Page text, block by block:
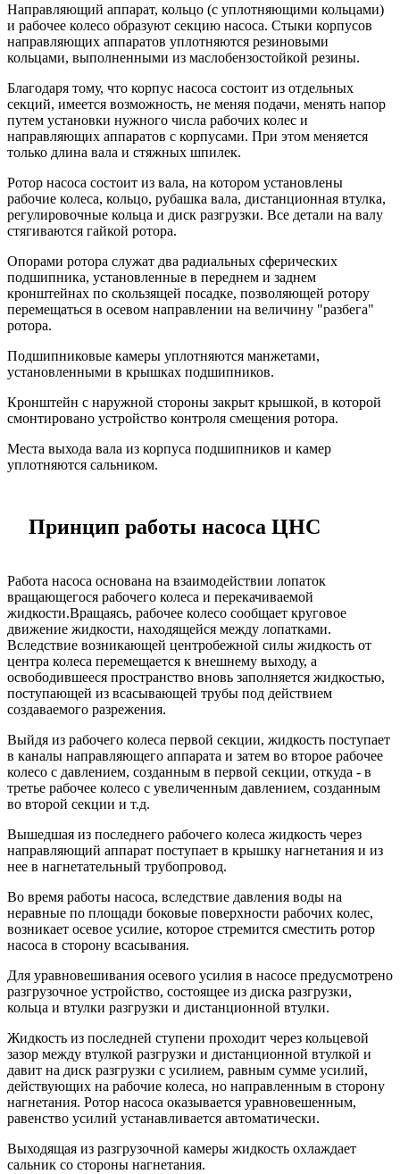
Направляющий аппарат, кольцо (с уплотняющими кольцами)
и рабочее колесо образуют секцию насоса. Стыки корпусов
направляющих аппаратов уплотняются резиновыми
кольцами, выполненными из маслобензостойкой резины.
Благодаря тому, что корпус насоса состоит из отдельных
секций, имеется возможность, не меняя подачи, менять напор
путем установки нужного числа рабочих колес и
направляющих аппаратов с корпусами. При этом меняется
только длина вала и стяжных шпилек.
Ротор насоса состоит из вала, на котором установлены
рабочие колеса, кольцо, рубашка вала, дистанционная втулка,
регулировочные кольца и диск разгрузки. Все детали на валу
стягиваются гайкой ротора.
Опорами ротора служат два радиальных сферических
подшипника, установленные в переднем и заднем
кронштейнах по скользящей посадке, позволяющей ротору
перемещаться в осевом направлении на величину "разбега"
ротора.
Подшипниковые камеры уплотняются манжетами,
установленными в крышках подшипников.
Кронштейн с наружной стороны закрыт крышкой, в которой
смонтировано устройство контроля смещения ротора.
Места выхода вала из корпуса подшипников и камер
уплотняются сальником.
Принцип работы насоса ЦНС
Работа насоса основана на взаимодействии лопаток
вращающегося рабочего колеса и перекачиваемой
жидкости.Вращаясь, рабочее колесо сообщает круговое
движение жидкости, находящейся между лопатками.
Вследствие возникающей центробежной силы жидкость от
центра колеса перемещается к внешнему выходу, а
освободившееся пространство вновь заполняется жидкостью,
поступающей из всасывающей трубы под действием
создаваемого разрежения.
Выйдя из рабочего колеса первой секции, жидкость поступает
в каналы направляющего аппарата и затем во второе рабочее
колесо с давлением, созданным в первой секции, откуда - в
третье рабочее колесо с увеличенным давлением, созданным
во второй секции и т.д.
Вышедшая из последнего рабочего колеса жидкость через
направляющий аппарат поступает в крышку нагнетания и из
нее в нагнетательный трубопровод.
Во время работы насоса, вследствие давления воды на
неравные по площади боковые поверхности рабочих колес,
возникает осевое усилие, которое стремится сместить ротор
насоса в сторону всасывания.
Для уравновешивания осевого усилия в насосе предусмотрено
разгрузочное устройство, состоящее из диска разгрузки,
кольца и втулки разгрузки и дистанционной втулки.
Жидкость из последней ступени проходит через кольцевой
зазор между втулкой разгрузки и дистанционной втулкой и
давит на диск разгрузки с усилием, равным сумме усилий,
действующих на рабочие колеса, но направленным в сторону
нагнетания. Ротор насоса оказывается уравновешенным,
равенство усилий устанавливается автоматически.
Выходящая из разгрузочной камеры жидкость охлаждает
сальник со стороны нагнетания.